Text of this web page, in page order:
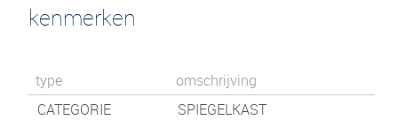
kenmerken
type
omschrijving
CATEGORIE
SPIEGELKAST